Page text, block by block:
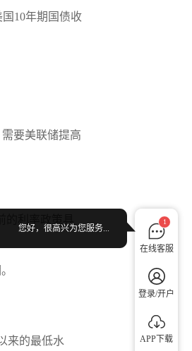
10年期国债收
要美联储提高
利率政策具
来的最低水
1
在线客服
登录/开户
APP下载
您好，很高兴为您服务...